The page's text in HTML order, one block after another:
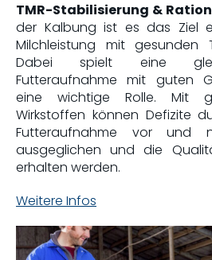
TMR-Stabilisierung &
der Kalbung ist es das Ziel
Milchleistung mit gesunden
Dabei spielt eine
Futteraufnahme mit guten
eine wichtige Rolle. Mit
Wirkstoffen können Defizite
Futteraufnahme vor und
ausgeglichen und die
erhalten werden.
Weitere Infos